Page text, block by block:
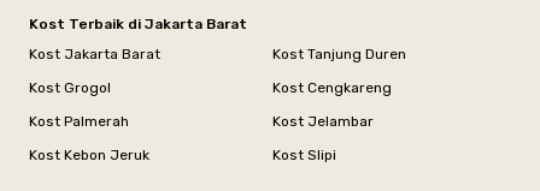
Kost Terbaik di Jakarta Barat
Kost Jakarta Barat
Kost Tanjung Duren
Kost Grogol
Kost Cengkareng
Kost Palmerah
Kost Jelambar
Kost Kebon Jeruk
Kost Slipi